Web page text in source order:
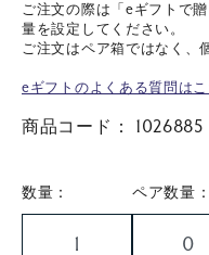
ご注文の際は「eギフトで
量を設定してください。
ご注文はペア箱ではなく、
eギフトのよくある質問はこ
商品コード： 1026885
数量： ペア数量：